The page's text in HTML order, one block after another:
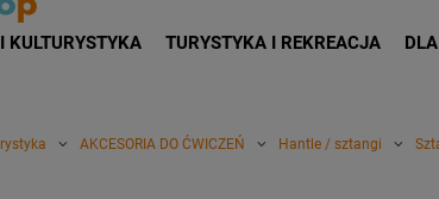
KULTURYSTYKA TURYSTYKA I REKREACJA
AKCESORIA DO ĆWICZEŃ Hantle / sztangi